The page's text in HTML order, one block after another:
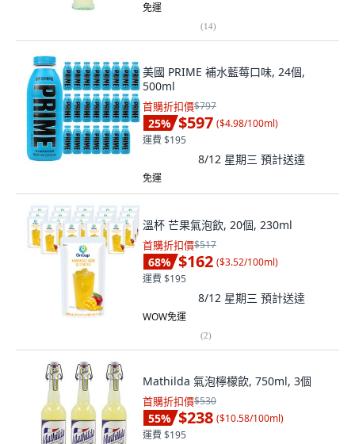
免運
(14)
美國 PRIME 補水藍莓口味, 24個,
500ml
首購折扣價$797
25% $597 ($4.98/100ml)
運費 $195
8/12 星期三 預計送達
免運
溫杯 芒果氣泡飲, 20個, 230ml
首購折扣價$517
68% $162 ($3.52/100ml)
運費 $195
8/12 星期三 預計送達
WOW免運
(2)
Mathilda 氣泡檸檬飲, 750ml, 3個
首購折扣價$530
55% $238 ($10.58/100ml)
運費 $195